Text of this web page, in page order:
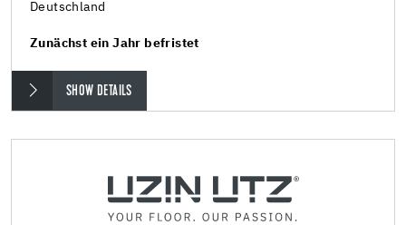
Deutschland
Zunächst ein Jahr befristet
SHOW DETAILS